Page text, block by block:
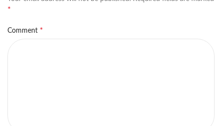
*
Comment *